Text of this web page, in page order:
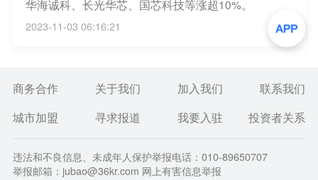
华海诚科、长光华芯、国芯科技等涨超10%。
2023-11-03 06:16:21
商务合作 关于我们 加入我们
联系我们
城市加盟
寻求报道 我要入驻 投资者关系
违法和不良信息、未成年人保护举报电话：010-89650707
举报邮箱：jubao@36kr.com 网上有害信息举报